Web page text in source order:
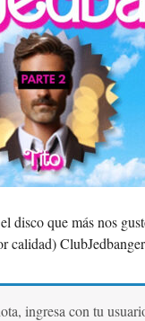
disco que más nos
calidad)
ingresa con tu